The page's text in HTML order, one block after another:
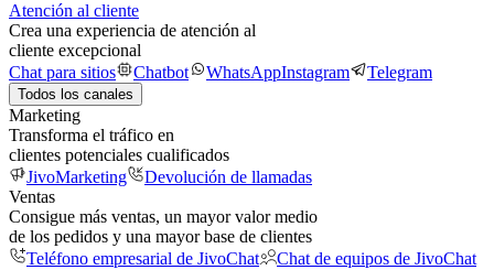
Atención al cliente
Crea una experiencia de atención al
cliente excepcional
Chat para sitios
Chatbot WhatsAppInstagram Telegram
Todos los canales
Marketing
Transforma el tráfico en
clientes potenciales cualificados
JivoMarketing
Devolución de llamadas
Ventas
Consigue más ventas, un mayor valor medio
de los pedidos y una mayor base de clientes
Teléfono empresarial de JivoChat
Chat de equipos de JivoChat